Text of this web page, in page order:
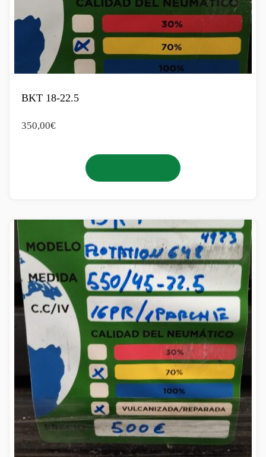
BKT 18-22.5
350,00€